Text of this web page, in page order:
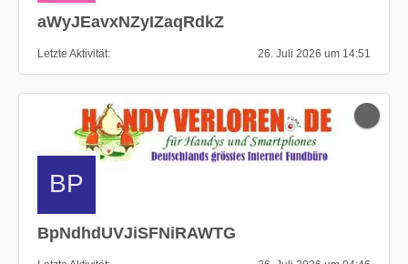
aWyJEavxNZyIZaqRdkZ
Letzte Aktivität 26. Juli 2026 um 14:51
BpNdhdUVJiSFNiRAWTG